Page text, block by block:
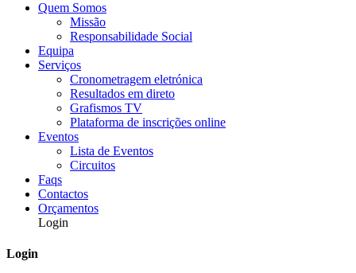
Quem Somos
Missão
Responsabilidade Social
Equipa
Serviços
Cronometragem eletrónica
Resultados em direto
Grafismos TV
Plataforma de inscrições online
Eventos
Lista de Eventos
Circuitos
Faqs
Contactos
Orçamentos
Login
Login